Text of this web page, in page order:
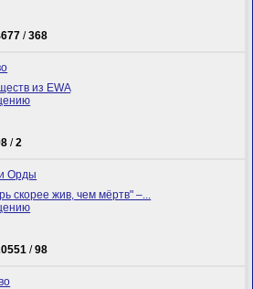
/368
из EWA
/2
Орды
скорее жив, чем мёртв" –...
/98